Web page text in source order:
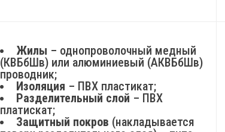
Жилы – однопроволочный медный
(КВБбШв) или алюминиевый (АКВБбШв)
проводник;
Изоляция – ПВХ пластикат;
Разделительный слой – ПВХ
платискат;
Защитный покров (накладывается